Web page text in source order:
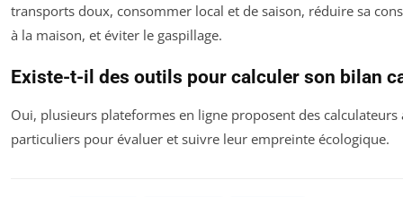
transports doux, consommer local et de saison, réduire sa
à la maison, et éviter le gaspillage.
Existe-t-il des outils pour calculer son bilan
Oui, plusieurs plateformes en ligne proposent des calculateurs
particuliers pour évaluer et suivre leur empreinte écologique.